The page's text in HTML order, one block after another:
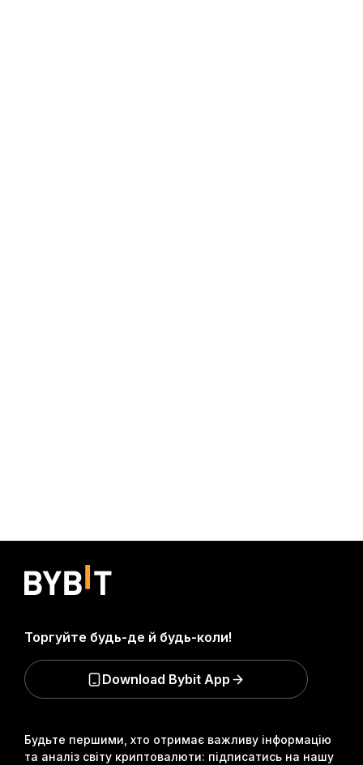
Будьте першими, хто отримає важливу інформацію
та аналіз світу криптовалюти: підписатись на нашу
Торгуйте будь-де й будь-коли!
Download Bybit App